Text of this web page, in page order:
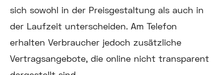
sich sowohl in der Preisgestaltung als auch in
der Laufzeit unterscheiden. Am Telefon
erhalten Verbraucher jedoch zusätzliche
Vertragsangebote, die online nicht transparent